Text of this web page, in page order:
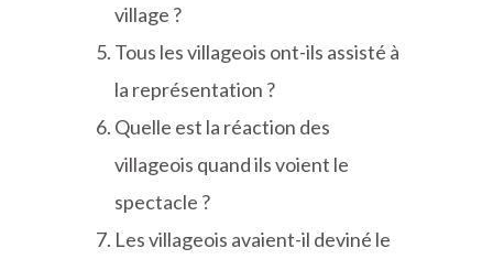
village ?
Tous les villageois ont-ils assisté à
la représentation ?
Quelle est la réaction des
villageois quand ils voient le
spectacle ?
Les villageois avaient-il deviné le